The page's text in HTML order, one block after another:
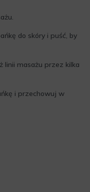
do skóry i puść, by
linii masażu przez kilka
i przechowuj w